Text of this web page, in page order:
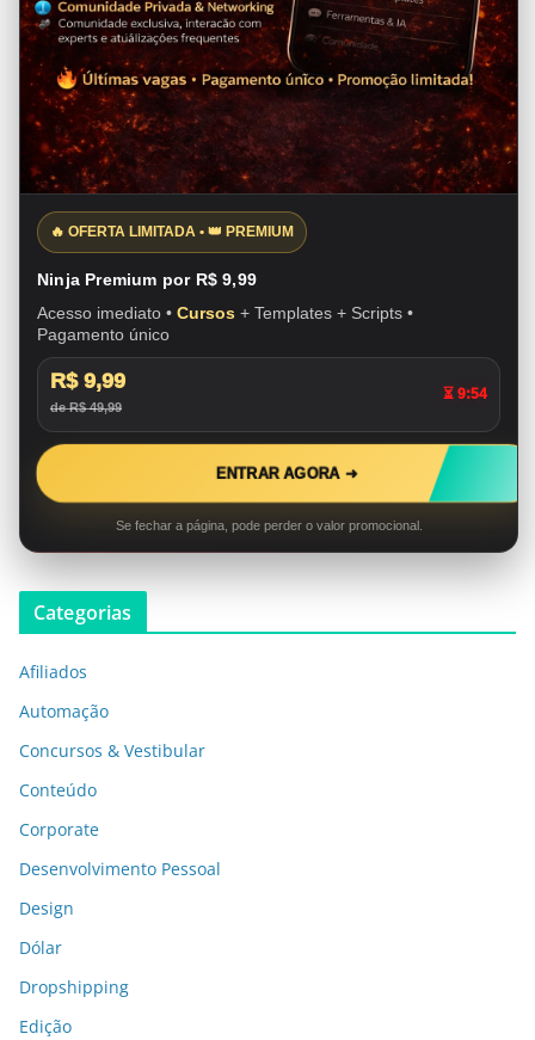
🔥 OFERTA LIMITADA • 👑 PREMIUM
Ninja Premium por R$ 9,99
Acesso imediato • Cursos + Templates + Scripts •
Pagamento único
R$ 9,99
de R$ 49,99
⏳ 9:53
ENTRAR AGORA ➜
Se fechar a página, pode perder o valor promocional.
Categorias
Afiliados
Automação
Concursos & Vestibular
Conteúdo
Corporate
Desenvolvimento Pessoal
Design
Dólar
Dropshipping
Edição